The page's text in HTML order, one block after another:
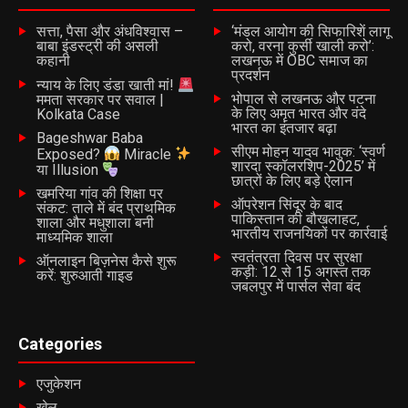
क्या गरीब परिवारों के पुनर्वास की जिम्मेदारी तय नहीं होनी चाहिए?
और आखिर जहां झुग्गी, वहीं मकान का वादा जमीन पर कब उतरेगा?
फिलहाल शिव बस्ती के लोग अपने टूटे घरों और अधूरी उम्मीदों के साथ
सरकार से सिर्फ एक मांग कर रहे हैं, हमें भी इंसान समझा जाए, और सिर
छुपाने के लिए एक सुरक्षित जगह दी जाए।
RELATED TOPICS:
UP NEXT
खबर का असर
DON'T MISS
डंपिंग यार्ड से उठती बदबू और बीमारी के बीच घुट रही लाखों लोगों की
सत्ता, पैसा और अंधविश्वास –
बाबा इंडस्ट्री की असली
कहानी
न्याय के लिए डंडा खाती मां!
ममता सरकार पर सवाल |
Kolkata Case
Bageshwar Baba
Exposed?
Miracle
या Illusion
खमरिया गांव की शिक्षा पर
संकट: ताले में बंद प्राथमिक
शाला और मधुशाला बनी
माध्यमिक शाला
ऑनलाइन बिज़नेस कैसे शुरू
करें: शुरुआती गाइड
‘मंडल आयोग की सिफारिशें लागू
करो, वरना कुर्सी खाली करो’:
लखनऊ में OBC समाज का
प्रदर्शन
भोपाल से लखनऊ और पटना
के लिए अमृत भारत और वंदे
भारत का इंतजार बढ़ा
सीएम मोहन यादव भावुक: ‘स्वर्ण
शारदा स्कॉलरशिप-2025’ में
छात्रों के लिए बड़े ऐलान
ऑपरेशन सिंदूर के बाद
पाकिस्तान की बौखलाहट,
भारतीय राजनयिकों पर कार्रवाई
स्वतंत्रता दिवस पर सुरक्षा
कड़ी: 12 से 15 अगस्त तक
जबलपुर में पार्सल सेवा बंद
Categories
एजुकेशन